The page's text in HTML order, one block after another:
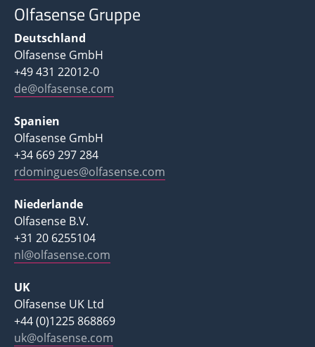
Olfasense Gruppe
Deutschland
Olfasense GmbH
+49 431 22012-0
de@olfasense.com
Spanien
Olfasense GmbH
+34 669 297 284
rdomingues@olfasense.com
Niederlande
Olfasense B.V.
+31 20 6255104
nl@olfasense.com
UK
Olfasense UK Ltd
+44 (0)1225 868869
uk@olfasense.com